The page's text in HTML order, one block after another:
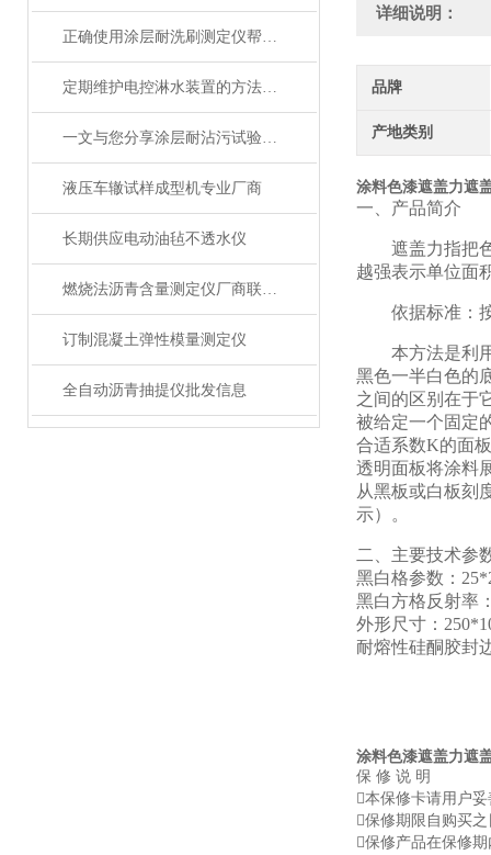
正确使用涂层耐洗刷测定仪帮助能更准确的评估涂层性能
定期维护电控淋水装置的方法及重要性介绍
一文与您分享涂层耐沾污试验仪的正确操作步骤
液压车辙试样成型机专业厂商
长期供应电动油毡不透水仪
燃烧法沥青含量测定仪厂商联系方式
订制混凝土弹性模量测定仪
全自动沥青抽提仪批发信息
详细说明：
品牌
产地类别
涂料色漆遮盖力遮
一、产品简介
遮盖力指把
越强表示单位面
依据标准：
本方法是利
黑色一半白色的
之间的区别在于
被给定一个固定
合适系数K的面
透明面板将涂料
从黑板或白板刻
示）。
二、 主要技术参
黑白格参数：
黑白方格反射率
外形尺寸：
耐熔性硅酮胶封
涂料色漆遮盖力遮
保 修 说 明
本保修卡请用户
保修期限自购买
保修产品在保修